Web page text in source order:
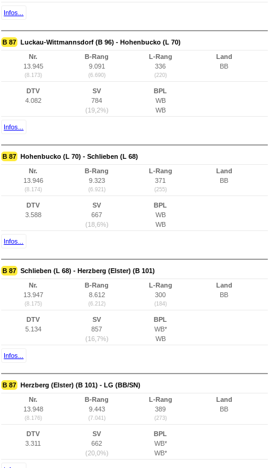
Infos...
B 87 Luckau-Wittmannsdorf (B 96) - Hohenbucko (L 70)
Nr.
13.945
(8.173)
B-Rang
9.091
(6.690)
L-Rang
336
(220)
Land
BB
DTV
4.082
SV
784
(19,2%)
BPL
WB
WB
Infos...
B 87 Hohenbucko (L 70) - Schlieben (L 68)
Nr.
13.946
(8.174)
B-Rang
9.323
(6.921)
L-Rang
371
(255)
Land
BB
DTV
3.588
SV
667
(18,6%)
BPL
WB
WB
Infos...
B 87 Schlieben (L 68) - Herzberg (Elster) (B 101)
Nr.
13.947
(8.175)
B-Rang
8.612
(6.212)
L-Rang
300
(184)
Land
BB
DTV
5.134
SV
857
(16,7%)
BPL
WB*
WB
Infos...
B 87 Herzberg (Elster) (B 101) - LG (BB/SN)
Nr.
13.948
(8.176)
B-Rang
9.443
(7.041)
L-Rang
389
(273)
Land
BB
DTV
3.311
SV
662
(20,0%)
BPL
WB*
WB*